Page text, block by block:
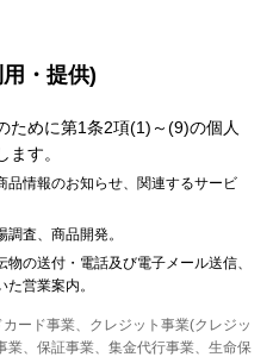
・提供)
ために第1条2項(1)～(9)の個人
す。
品情報のお知らせ、関連するサービ
査、商品開発。
の送付・電話及び電子メール送信、
営業案内。
ード事業、クレジット事業(クレジッ
業、保証事業、集金代行事業、生命保